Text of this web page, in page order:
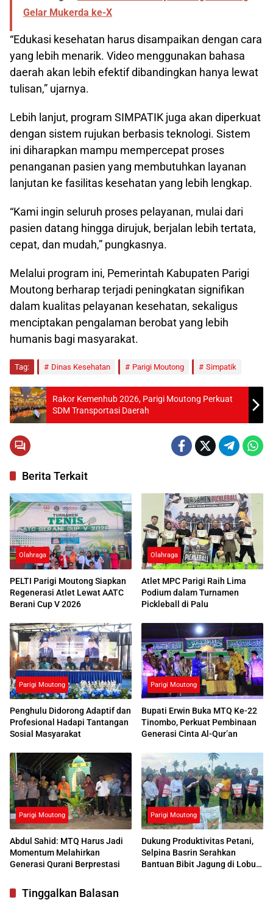
Gelar Mukerda ke-X
“Edukasi kesehatan harus disampaikan dengan cara
yang lebih menarik. Video menggunakan bahasa
daerah akan lebih efektif dibandingkan hanya lewat
tulisan,” ujarnya.
Lebih lanjut, program SIMPATIK juga akan diperkuat
dengan sistem rujukan berbasis teknologi. Sistem
ini diharapkan mampu mempercepat proses
penanganan pasien yang membutuhkan layanan
lanjutan ke fasilitas kesehatan yang lebih lengkap.
“Kami ingin seluruh proses pelayanan, mulai dari
pasien datang hingga dirujuk, berjalan lebih tertata,
cepat, dan mudah,” pungkasnya.
Melalui program ini, Pemerintah Kabupaten Parigi
Moutong berharap terjadi peningkatan signifikan
dalam kualitas pelayanan kesehatan, sekaligus
menciptakan pengalaman berobat yang lebih
humanis bagi masyarakat.
Tag: Dinas Kesehatan Parigi Moutong Simpatik
Rakor Kemenhub 2026, Parigi Moutong Perkuat
SDM Transportasi Daerah
Berita Terkait
Olahraga
PELTI Parigi Moutong Siapkan
Regenerasi Atlet Lewat AATC
Berani Cup V 2026
Olahraga
Atlet MPC Parigi Raih Lima
Podium dalam Turnamen
Pickleball di Palu
Parigi Moutong
Penghulu Didorong Adaptif dan
Profesional Hadapi Tantangan
Sosial Masyarakat
Parigi Moutong
Bupati Erwin Buka MTQ Ke-22
Tinombo, Perkuat Pembinaan
Generasi Cinta Al-Qur’an
Parigi Moutong
Abdul Sahid: MTQ Harus Jadi
Momentum Melahirkan
Generasi Qurani Berprestasi
Parigi Moutong
Dukung Produktivitas Petani,
Selpina Basrin Serahkan
Bantuan Bibit Jagung di Lobu
Tinggalkan Balasan